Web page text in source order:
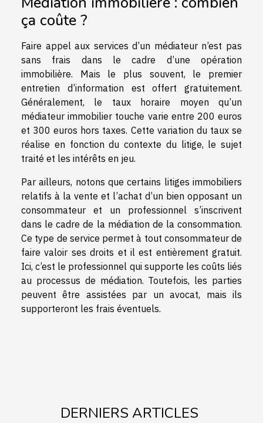
ça coûte ?
Faire appel aux services d’un médiateur n’est pas
sans frais dans le cadre d’une opération
immobilière. Mais le plus souvent, le premier
entretien d’information est offert gratuitement.
Généralement, le taux horaire moyen qu’un
médiateur immobilier touche varie entre 200 euros
et 300 euros hors taxes. Cette variation du taux se
réalise en fonction du contexte du litige, le sujet
traité et les intérêts en jeu.
Par ailleurs, notons que certains litiges immobiliers
relatifs à la vente et l’achat d’un bien opposant un
consommateur et un professionnel s’inscrivent
dans le cadre de la médiation de la consommation.
Ce type de service permet à tout consommateur de
faire valoir ses droits et il est entièrement gratuit.
Ici, c’est le professionnel qui supporte les coûts liés
au processus de médiation. Toutefois, les parties
peuvent être assistées par un avocat, mais ils
supporteront les frais éventuels.
DERNIERS ARTICLES